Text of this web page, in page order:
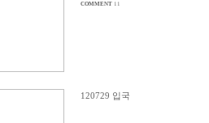
COMMENT
120729 입국